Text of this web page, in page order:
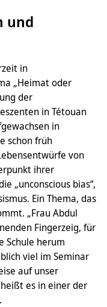
und
in
„Heimat oder
der
in Tétouan
in
schon früh
von
ihrer
„unconscious bias“,
Ein Thema, das
„Frau Abdul
Fingerzeig, für
Schule herum
viel im Seminar
auf unser
es in einer der